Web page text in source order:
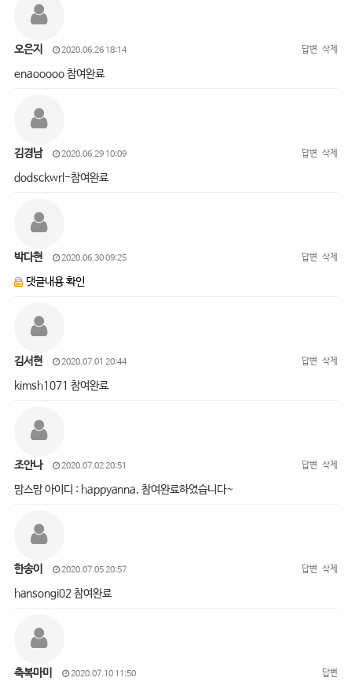
오은지 2020.06.26 18:14 답변 삭제
enaooooo 참여완료
김경남 2020.06.29 10:09 답변 삭제
dodsckwrl-참여완료
박다현 2020.06.30 09:25 답변 삭제
댓글내용 확인
김서현 2020.07.01 20:44 답변 삭제
kimsh1071 참여완료
조안나 2020.07.02 20:51 답변 삭제
맘스맘 아이디 : happyanna, 참여완료하였습니다~
한송이 2020.07.05 20:57 답변 삭제
hansongi02 참여완료
축복마미 2020.07.10 11:50 답변